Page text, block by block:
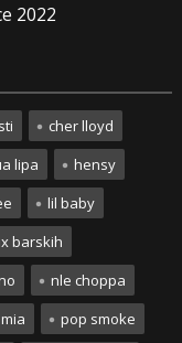
2022
cher lloyd
lipa
hensy
lil baby
barskih
nle choppa
pop smoke